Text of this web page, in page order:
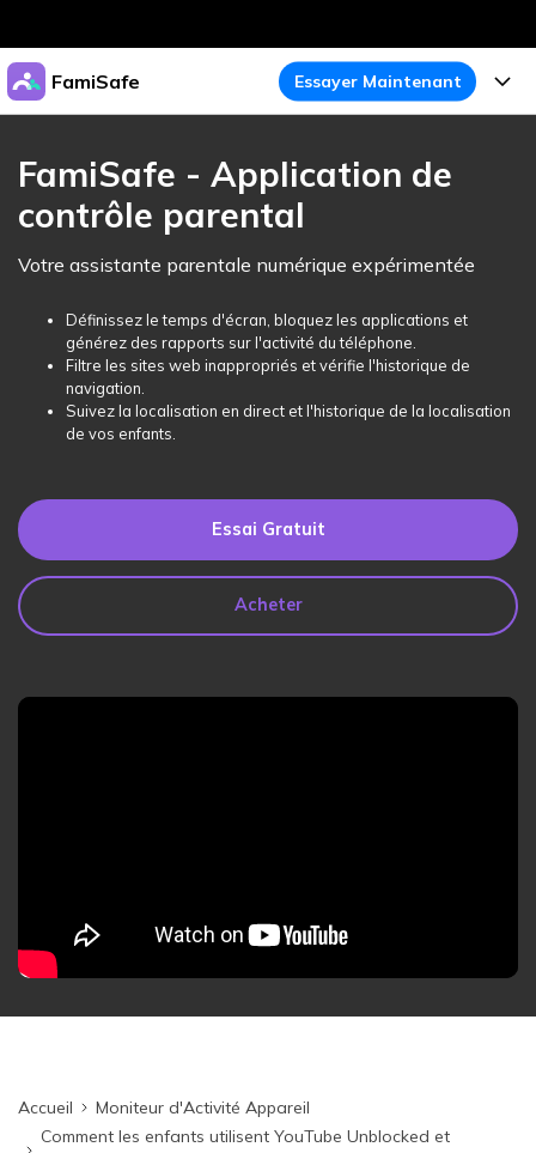
Produits phares
Utilité
Aperçu
Solutions
Actualités
Boutique
Support
FamiSafe Essayer Maintenant
FamiSafe
Protégez la Vie Numérique de Vos Enfants
Essai Gratuit
FamiSafe pour Écoles
Essai Gratuit
Fonctionnalités
Activité de l'Appareil
Service de Localisation
Blog
Traceur de Localisation
Temps d'Écran
Blocage d'Apps
Lire Plus>
Ressources
Thèmes Phares
Guide FamiSafe
Tarifs
FamiSafe - Application de
contrôle parental
Votre assistante parentale numérique expérimentée
Définissez le temps d'écran, bloquez les applications et
générez des rapports sur l'activité du téléphone.
Filtre les sites web inappropriés et vérifie l'historique de
navigation.
Suivez la localisation en direct et l'historique de la localisation
de vos enfants.
Essai Gratuit
Acheter
Accueil
Moniteur d'Activité Appareil
Comment les enfants utilisent YouTube Unblocked et